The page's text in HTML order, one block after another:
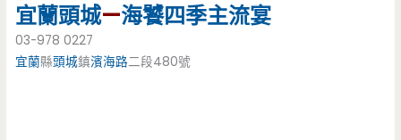
宜蘭頭城—海饕四季主流宴
03-978 0227
宜蘭縣頭城鎮濱海路二段480號